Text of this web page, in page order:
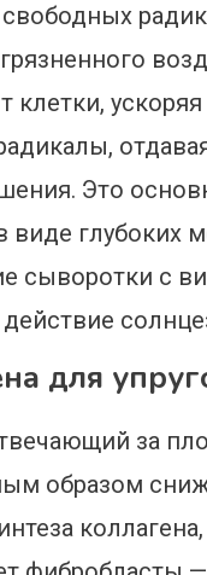
Это
виде глубоких
сыворотки с
для
за
образом
коллагена,